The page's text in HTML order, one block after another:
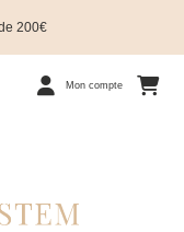
200€
Mon compte